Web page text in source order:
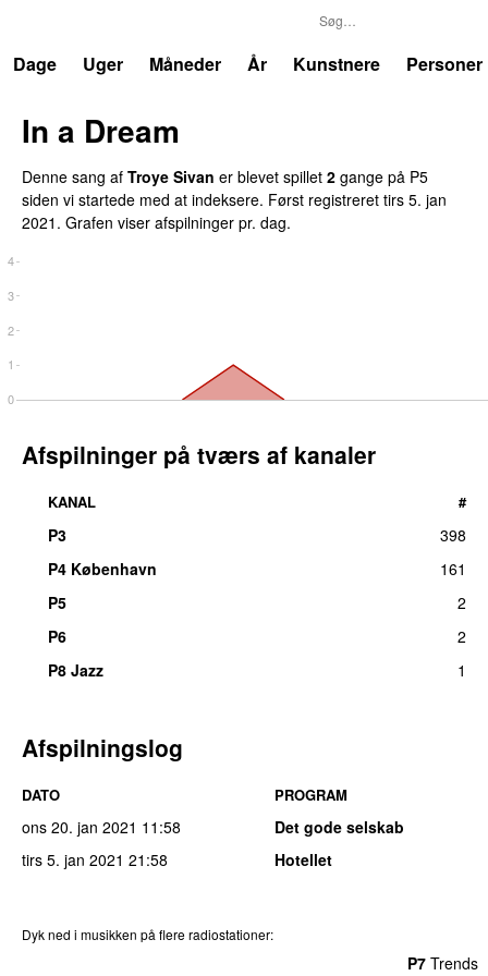
Dage
Uger Måneder År Kunstnere Personer
In a Dream
Denne sang af Troye Sivan er blevet spillet 2 gange på P5
siden vi startede med at indeksere. Først registreret tirs 5. jan
2021 . Grafen viser afspilninger pr. dag.
0
1
2
3
4
Afspilninger på tværs af kanaler
KANAL #
P3
398
P4 København
161
P5
2
P6
2
P8 Jazz
1
Afspilningslog
DATO PROGRAM
ons 20. jan 2021 11:58
Det gode selskab
tirs 5. jan 2021 21:58 Hotellet
Dyk ned i musikken på flere radiostationer:
P7 Trends